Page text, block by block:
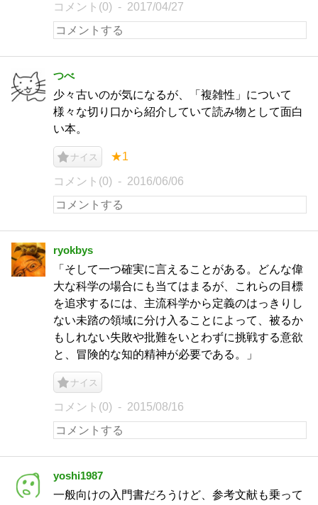
コメント(0) 2017/04/27
つべ
少々古いのが気になるが、「複雑性」について
様々な切り口から紹介していて読み物として面白
い本。
ナイス ★1
コメント(0) 2016/06/06
ryokbys
「そして一つ確実に言えることがある。どんな偉
大な科学の場合にも当てはまるが、これらの目標
を追求するには、主流科学から定義のはっきりし
ない未踏の領域に分け入ることによって、被るか
もしれない失敗や批難をいとわずに挑戦する意欲
と、冒険的な知的精神が必要である。」
ナイス
コメント(0) 2015/08/16
yoshi1987
一般向けの入門書だろうけど、参考文献も乗って